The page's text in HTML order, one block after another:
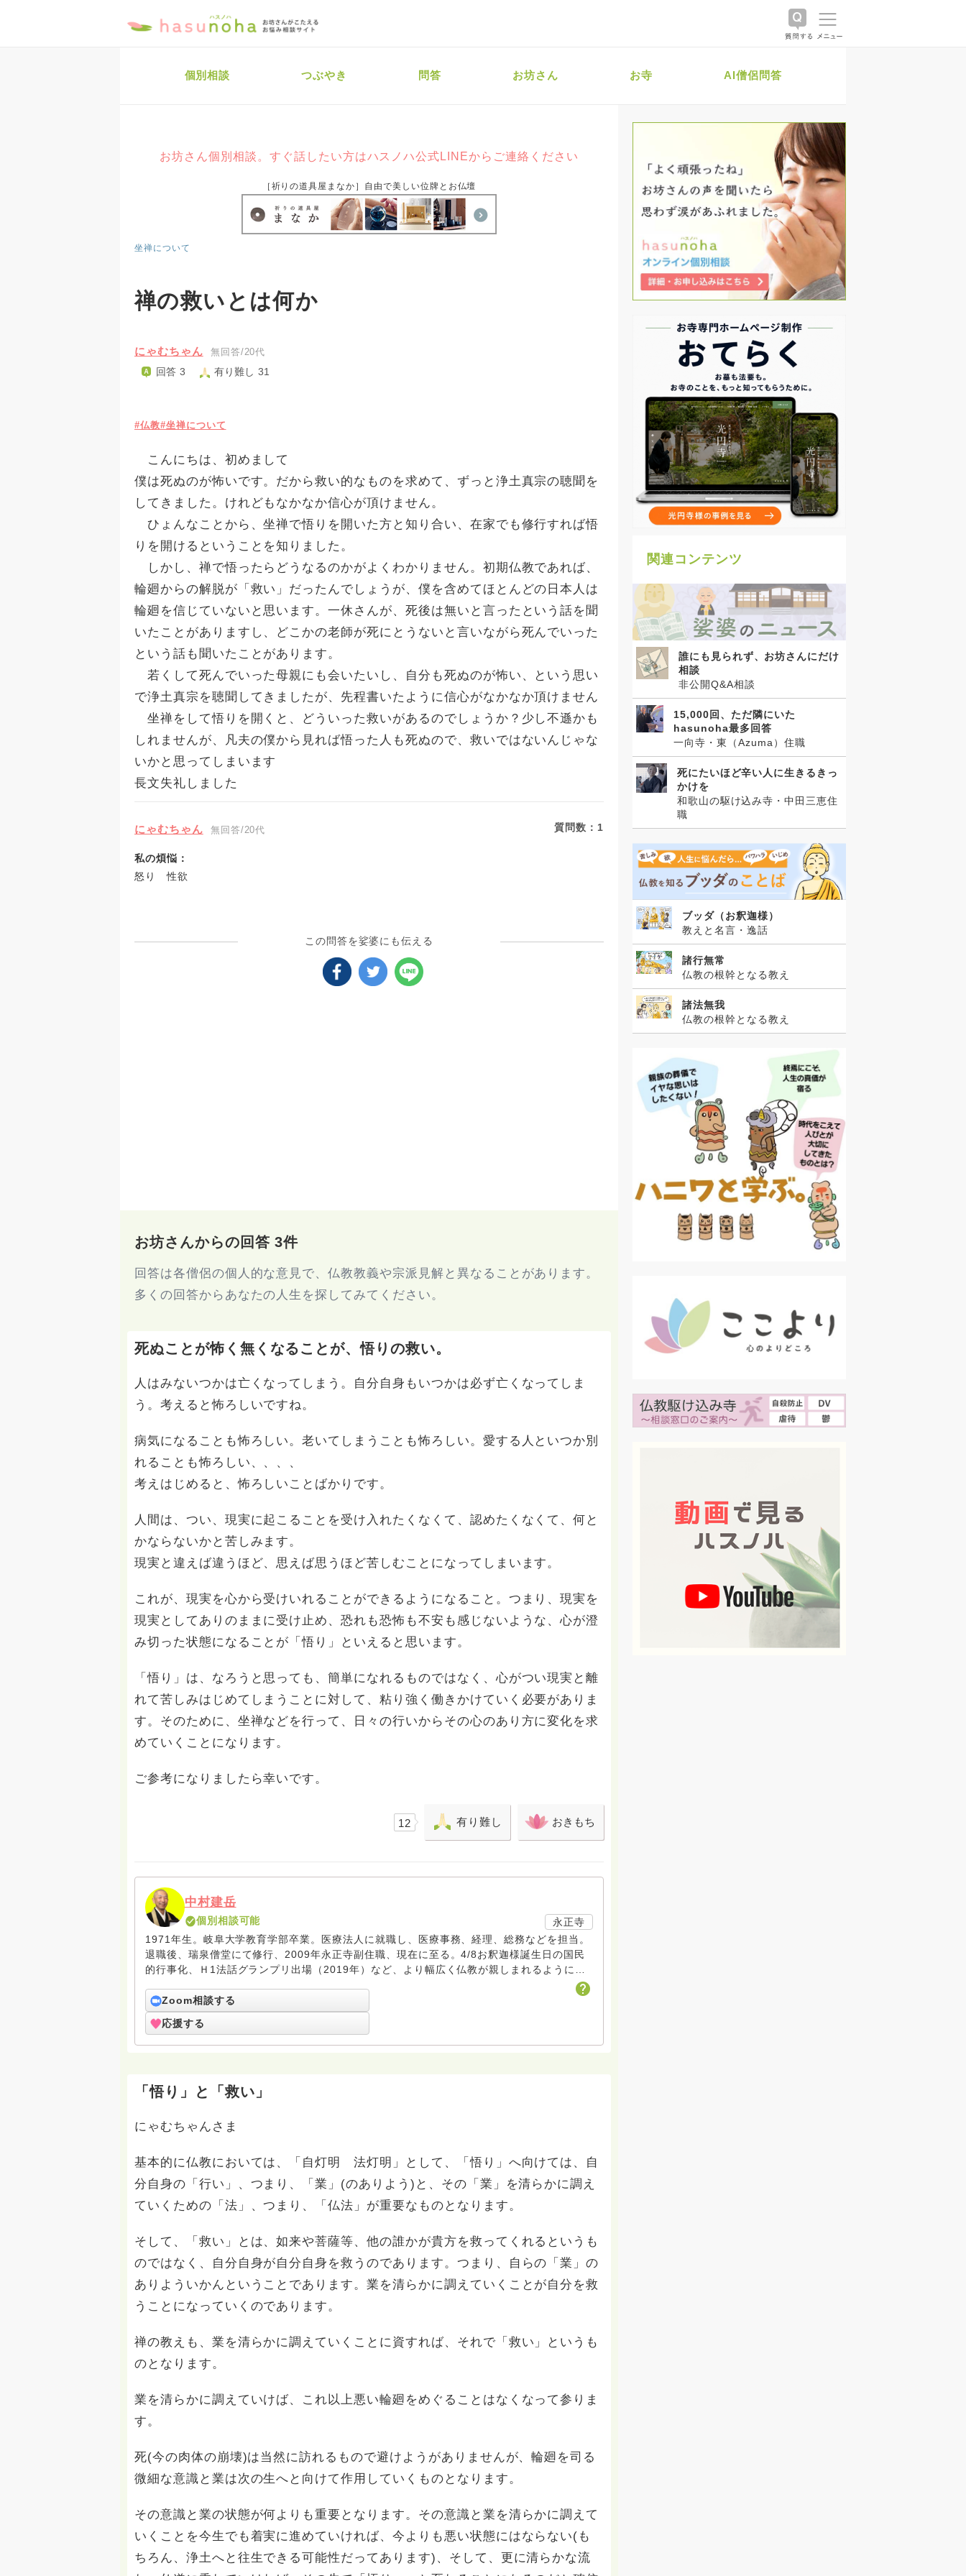
個別相談 つぶやき 問答 お坊さん お寺 AI僧侶問答
お坊さん個別相談。すぐ話したい方はハスノハ公式LINEからご連絡ください
［祈りの道具屋まなか］自由で美しい位牌とお仏壇
坐禅について
禅の救いとは何か
にゃむちゃん 無回答/20代
回答 3 有り難し 31
#仏教#坐禅について
こんにちは、初めまして
僕は死ぬのが怖いです。だから救い的なものを求めて、ずっと浄土真宗の聴聞を
してきました。けれどもなかなか信心が頂けません。
ひょんなことから、坐禅で悟りを開いた方と知り合い、在家でも修行すれば悟
りを開けるということを知りました。
しかし、禅で悟ったらどうなるのかがよくわかりません。初期仏教であれば、
輪廻からの解脱が「救い」だったんでしょうが、僕を含めてほとんどの日本人は
輪廻を信じていないと思います。一休さんが、死後は無いと言ったという話を聞
いたことがありますし、どこかの老師が死にとうないと言いながら死んでいった
という話も聞いたことがあります。
若くして死んでいった母親にも会いたいし、自分も死ぬのが怖い、という思い
で浄土真宗を聴聞してきましたが、先程書いたように信心がなかなか頂けません
坐禅をして悟りを開くと、どういった救いがあるのでしょうか？少し不遜かも
しれませんが、凡夫の僕から見れば悟った人も死ぬので、救いではないんじゃな
いかと思ってしまいます
長文失礼しました
にゃむちゃん 無回答/20代 質問数： 1
私の煩悩：
怒り 性欲
この問答を娑婆にも伝える
お坊さんからの回答 3件
回答は各僧侶の個人的な意見で、仏教教義や宗派見解と異なることがあります。
多くの回答からあなたの人生を探してみてください。
死ぬことが怖く無くなることが、悟りの救い。
人はみないつかは亡くなってしまう。自分自身もいつかは必ず亡くなってしま
う。考えると怖ろしいですね。
病気になることも怖ろしい。老いてしまうことも怖ろしい。愛する人といつか別
れることも怖ろしい、、、、
考えはじめると、怖ろしいことばかりです。
人間は、つい、現実に起こることを受け入れたくなくて、認めたくなくて、何と
かならないかと苦しみます。
現実と違えば違うほど、思えば思うほど苦しむことになってしまいます。
これが、現実を心から受けいれることができるようになること。つまり、現実を
現実としてありのままに受け止め、恐れも恐怖も不安も感じないような、心が澄
み切った状態になることが「悟り」といえると思います。
「悟り」は、なろうと思っても、簡単になれるものではなく、心がつい現実と離
れて苦しみはじめてしまうことに対して、粘り強く働きかけていく必要がありま
す。そのために、坐禅などを行って、日々の行いからその心のあり方に変化を求
めていくことになります。
ご参考になりましたら幸いです。
12 有り難し おきもち
中村建岳
個別相談可能
永正寺
1971年生。岐阜大学教育学部卒業。医療法人に就職し、医療事務、経理、総務などを担当。
退職後、瑞泉僧堂にて修行、2009年永正寺副住職、現在に至る。4/8お釈迦様誕生日の国民
的行事化、Ｈ1法話グランプリ出場（2019年）など、より幅広く仏教が親しまれるようにと
Zoom相談する
応援する
「悟り」と「救い」
にゃむちゃんさま
基本的に仏教においては、「自灯明 法灯明」として、「悟り」へ向けては、自
分自身の「行い」、つまり、「業」(のありよう)と、その「業」を清らかに調え
ていくための「法」、つまり、「仏法」が重要なものとなります。
そして、「救い」とは、如来や菩薩等、他の誰かが貴方を救ってくれるというも
のではなく、自分自身が自分自身を救うのであります。つまり、自らの「業」の
ありよういかんということであります。業を清らかに調えていくことが自分を救
うことになっていくのであります。
禅の教えも、業を清らかに調えていくことに資すれば、それで「救い」というも
のとなります。
業を清らかに調えていけば、これ以上悪い輪廻をめぐることはなくなって参りま
す。
死(今の肉体の崩壊)は当然に訪れるもので避けようがありませんが、輪廻を司る
微細な意識と業は次の生へと向けて作用していくものとなります。
その意識と業の状態が何よりも重要となります。その意識と業を清らかに調えて
いくことを今生でも着実に進めていければ、今よりも悪い状態にはならない(も
ちろん、浄土へと往生できる可能性だってあります)、そして、更に清らかな流
関連コンテンツ
誰にも見られず、お坊さんにだけ
相談
非公開Q&A相談
15,000回、ただ隣にいた
hasunoha最多回答
一向寺・東（Azuma）住職
死にたいほど辛い人に生きるきっ
かけを
和歌山の駆け込み寺・中田三恵住
職
ブッダ（お釈迦様）
教えと名言・逸話
諸行無常
仏教の根幹となる教え
諸法無我
仏教の根幹となる教え